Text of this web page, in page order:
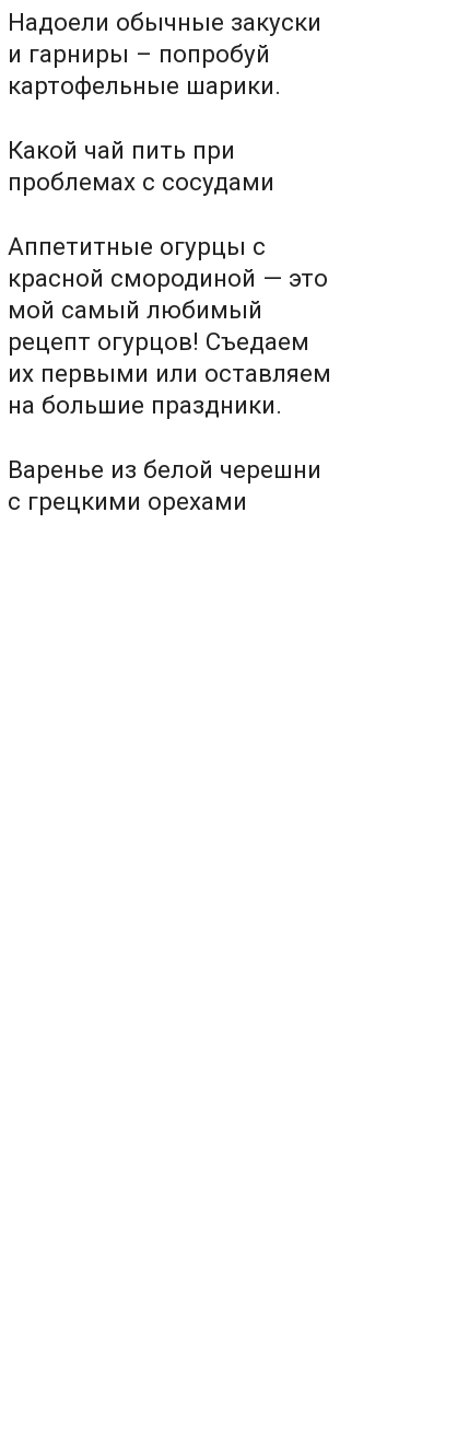
Надоели обычные закуски
и гарниры – попробуй
картофельные шарики.
Какой чай пить при
проблемах с сосудами
Аппетитные огурцы с
красной смородиной — это
мой самый любимый
рецепт огурцов! Съедаем
их первыми или оставляем
на большие праздники.
Варенье из белой черешни
с грецкими орехами